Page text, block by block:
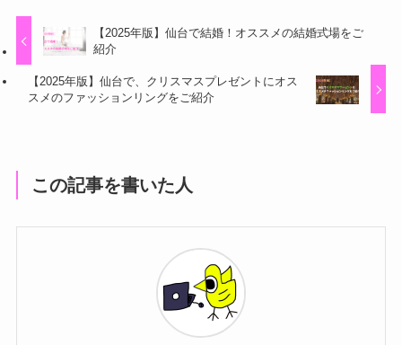
【2025年版】仙台で結婚！オススメの結婚式場をご
紹介
【2025年版】仙台で、クリスマスプレゼントにオス
スメのファッションリングをご紹介
この記事を書いた人